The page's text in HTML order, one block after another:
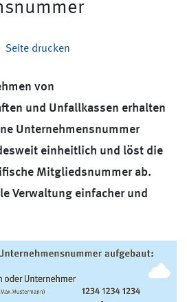
Seite drucken
von
und Unfallkassen erhalten
Unternehmensnummer
einheitlich und löst die
Mitgliedsnummer ab.
Verwaltung einfacher und